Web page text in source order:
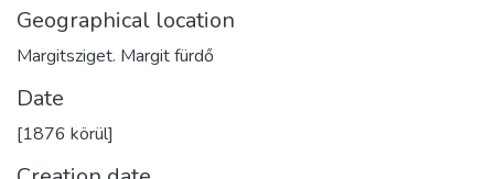
Geographical location
Margitsziget. Margit fürdő
Date
[1876 körül]